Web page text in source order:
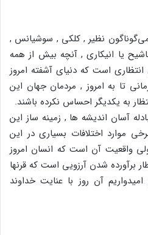
نظیر , کلکی , سوشیانس ,
یا انیکاری , آنچه بیش از همه
است که دنیای آشفته امروز
تا به امروز , مردمان جهان این
به یکدیگر احساس نکرده باشند.
آسان اندیشه ها , زمینه ساز این
موارد اختلافات بسیاری در این
واقعیت آن است که انسان امروز
برآورده شدن آرزویی است که قرنها
آن روز با عنایت خداوند